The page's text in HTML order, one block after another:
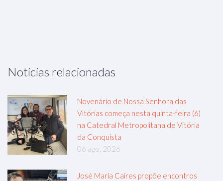
Notícias relacionadas
Novenário de Nossa Senhora das
Vitórias começa nesta quinta-feira (6)
na Catedral Metropolitana de Vitória
da Conquista
06 ago, 2026
José Maria Caires propõe encontros